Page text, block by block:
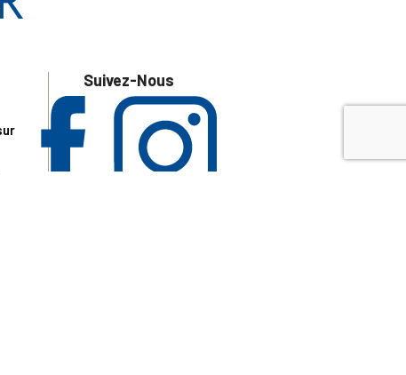
Suivez-Nous